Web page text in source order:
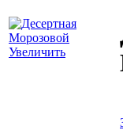
Увеличить